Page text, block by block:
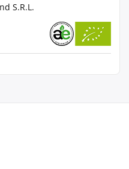
S.R.L.